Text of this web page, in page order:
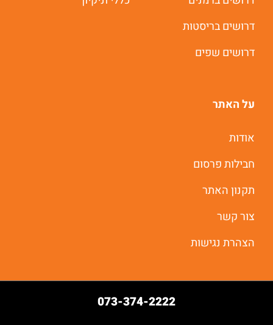
דרושים בריסטות
דרושים שפים
על האתר
אודות
חבילות פרסום
תקנון האתר
צור קשר
הצהרת נגישות
073-374-2222